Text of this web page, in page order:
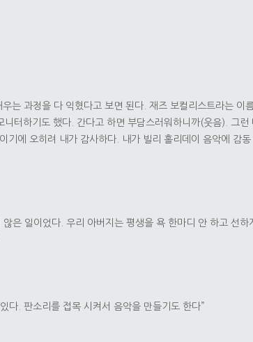
는 과정을 다 익혔다고 보면 된다. 재즈 보컬리스트라는 이
터하기도 했다. 간다고 하면 부담스러워하니까(웃음). 그
에 오히려 내가 감사하다. 내가 빌리 홀리데이 음악에 감
은 일이었다. 우리 아버지는 평생을 욕 한마디 안 하고 선
다. 판소리를 접목 시켜서 음악을 만들기도 한다”